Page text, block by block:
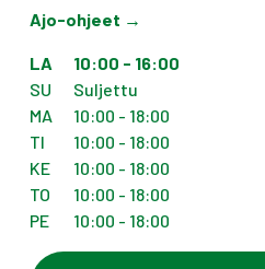
Ajo-ohjeet →
LA
10:00 - 16:00
SU
Suljettu
MA
10:00 - 18:00
TI
10:00 - 18:00
KE
10:00 - 18:00
TO
10:00 - 18:00
PE
10:00 - 18:00